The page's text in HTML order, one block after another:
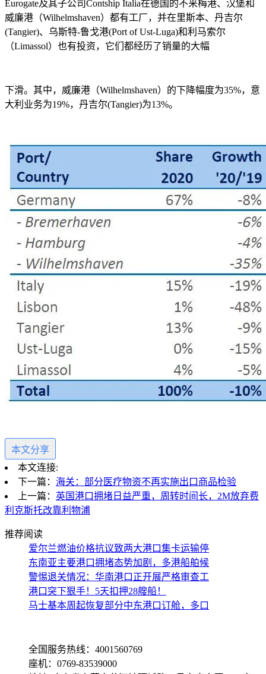
Eurogate及其子公司Contship Italia在德国的不来梅港、汉堡和
威廉港（Wilhelmshaven）都有工厂，并在里斯本、丹吉尔
(Tangier)、乌斯特-鲁戈港(Port of Ust-Luga)和利马索尔
（Limassol）也有投资，它们都经历了销量的大幅
下滑。其中，威廉港（Wilhelmshaven）的下降幅度为35%，意
大利业务为19%，丹吉尔(Tangier)为13%。
本文分享
本文连接:
下一篇： 海关：部分医疗物资不再实施出口商品检验
上一篇： 英国港口拥堵日益严重，周转时间长，2M放弃费
利克斯托改靠利物浦
推荐阅读
爱尔兰燃油价格抗议致两大港口集卡运输停
东南亚主要港口拥堵态势加剧，多港船舶候
警惕退关情况：华南港口正开展严格审查工
港口突下狠手！5天扣押28艘船！
马士基本周起恢复部分中东港口订舱，多口
全国服务热线：4001560769
座机：0769-83539000